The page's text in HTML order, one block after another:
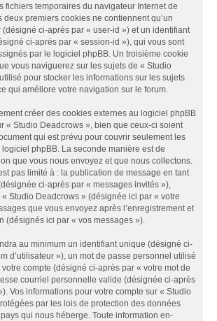
fichiers temporaires du navigateur Internet de
deux premiers cookies ne contiennent qu’un
ci-après par « user-id ») et un identifiant
ci-après par « session-id »), qui vous sont
par le logiciel phpBB. Un troisième cookie
vous naviguerez sur les sujets de « Studio
pour stocker les informations sur les sujets
qui améliore votre navigation sur le forum.
créer des cookies externes au logiciel phpBB
« Studio Deadcrows », bien que ceux-ci soient
qui est prévu pour couvrir seulement les
phpBB. La seconde manière est de
que vous nous envoyez et que nous collectons.
pas limité à : la publication de message en tant
ci-après par « messages invités »),
« Studio Deadcrows » (désignée ici par « votre
que vous envoyez après l’enregistrement et
(désignés ici par « vos messages »).
au minimum un identifiant unique (désigné ci-
d’utilisateur »), un mot de passe personnel utilisé
compte (désigné ci-après par « votre mot de
courriel personnelle valide (désignée ci-après
Vos informations pour votre compte sur « Studio
par les lois de protection des données
qui nous héberge. Toute information en-